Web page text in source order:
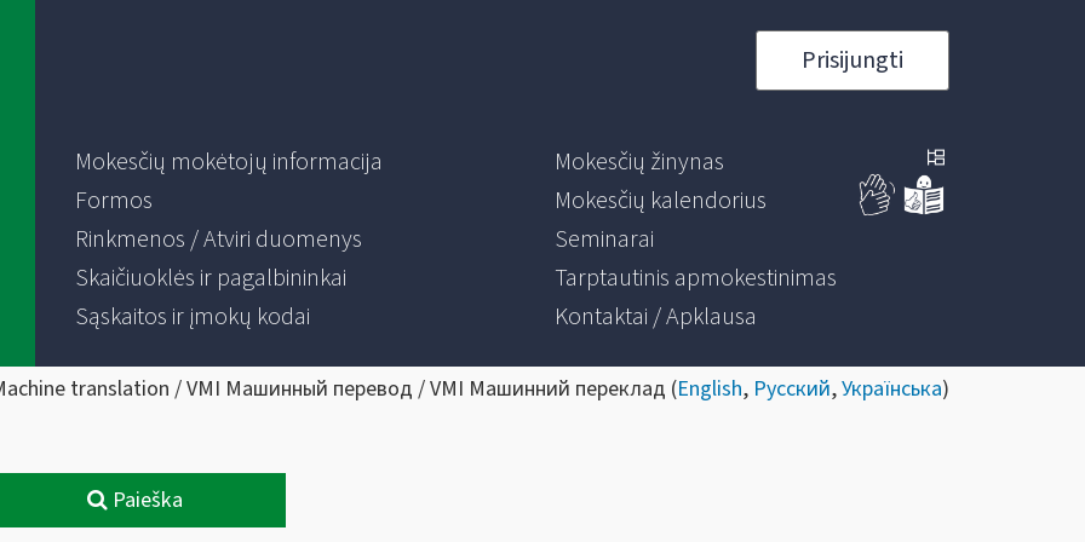
Prisijungti
Mokesčių mokėtojų informacija
Formos
Rinkmenos / Atviri duomenys
Skaičiuoklės ir pagalbininkai
Sąskaitos ir įmokų kodai
Mokesčių žinynas
Mokesčių kalendorius
Seminarai
Tarptautinis apmokestinimas
Kontaktai / Apklausa
translation / VMI Машинный перевод / VMI Машинний переклад (English, Русский,Українська)
Paieška